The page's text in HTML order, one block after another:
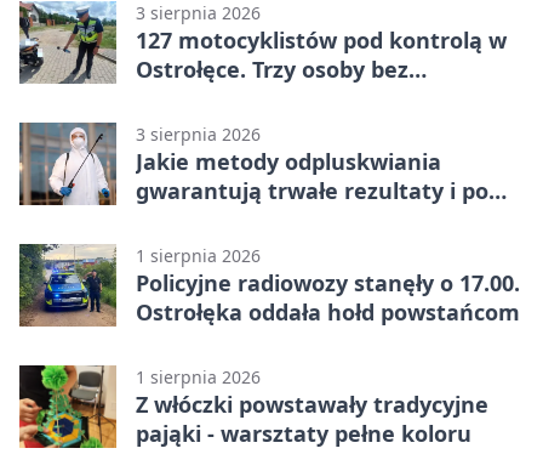
3 sierpnia 2026
127 motocyklistów pod kontrolą w
Ostrołęce. Trzy osoby bez
3 sierpnia 2026
Jakie metody odpluskwiania
gwarantują trwałe rezultaty i po
wykonawcę?
1 sierpnia 2026
Policyjne radiowozy stanęły o 17.00.
Ostrołęka oddała hołd powstańcom
1 sierpnia 2026
Z włóczki powstawały tradycyjne
pająki - warsztaty pełne koloru